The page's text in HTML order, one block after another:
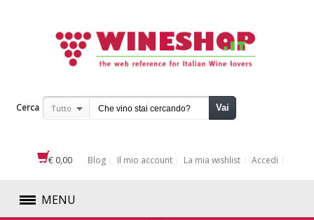
Cerca Tutto Vai
€ 0,00 Blog Il mio account La mia wishlist Accedi
MENU